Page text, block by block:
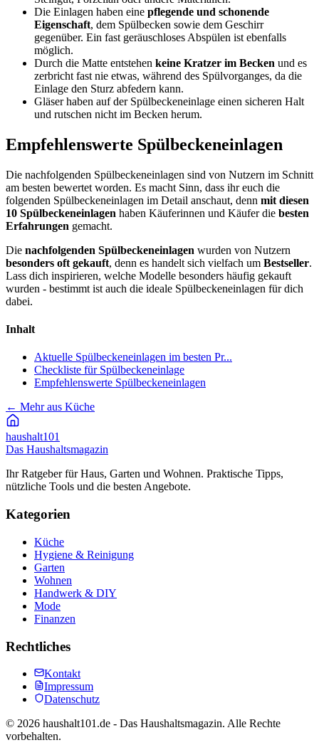
Die Einlagen haben eine pflegende und schonende
Eigenschaft, dem Spülbecken sowie dem Geschirr
gegenüber. Ein fast geräuschloses Abspülen ist ebenfalls
möglich.
Durch die Matte entstehen keine Kratzer im Becken und es
zerbricht fast nie etwas, während des Spülvorganges, da die
Einlage den Sturz abfedern kann.
Gläser haben auf der Spülbeckeneinlage einen sicheren Halt
und rutschen nicht im Becken herum.
Empfehlenswerte Spülbeckeneinlagen
Die nachfolgenden Spülbeckeneinlagen sind von Nutzern im Schnitt
am besten bewertet worden. Es macht Sinn, dass ihr euch die
folgenden Spülbeckeneinlagen im Detail anschaut, denn mit diesen
10 Spülbeckeneinlagen haben Käuferinnen und Käufer die besten
Erfahrungen gemacht.
Die nachfolgenden Spülbeckeneinlagen wurden von Nutzern
besonders oft gekauft, denn es handelt sich vielfach um Bestseller.
Lass dich inspirieren, welche Modelle besonders häufig gekauft
wurden - bestimmt ist auch die ideale Spülbeckeneinlagen für dich
dabei.
Inhalt
Aktuelle Spülbeckeneinlagen im besten Pr...
Checkliste für Spülbeckeneinlage
Empfehlenswerte Spülbeckeneinlagen
← Mehr aus Küche
haushalt101
Das Haushaltsmagazin
Ihr Ratgeber für Haus, Garten und Wohnen. Praktische Tipps,
nützliche Tools und die besten Angebote.
Kategorien
Küche
Hygiene & Reinigung
Garten
Wohnen
Handwerk & DIY
Mode
Finanzen
Rechtliches
Kontakt
Impressum
Datenschutz
© 2026 haushalt101.de - Das Haushaltsmagazin. Alle Rechte
vorbehalten.